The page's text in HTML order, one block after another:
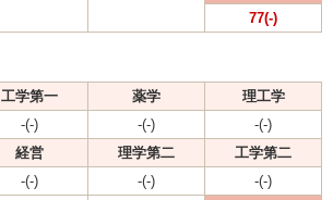
77(-)
工学第一 薬学
理工学
-(-) -(-)
-(-)
経営 理学第二
工学第二
-(-) -(-)
-(-)